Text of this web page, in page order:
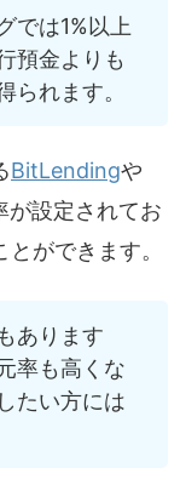
では1%以上
預金よりも
られます。
BitLendingや
が設定されてお
ができます。
あります
率も高くな
たい方には